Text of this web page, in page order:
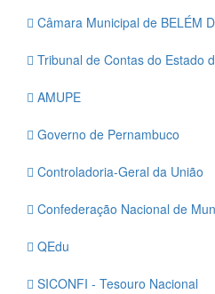
Câmara Municipal de BELÉM
Tribunal de Contas do Estado
AMUPE
Governo de Pernambuco
Controladoria-Geral da União
Confederação Nacional de
QEdu
SICONFI - Tesouro Nacional